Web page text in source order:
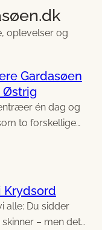
oplevelser og
Gardasøen
Østrig
én dag og
to forskellige…
Krydsord
alle: Du sidder
– men det…